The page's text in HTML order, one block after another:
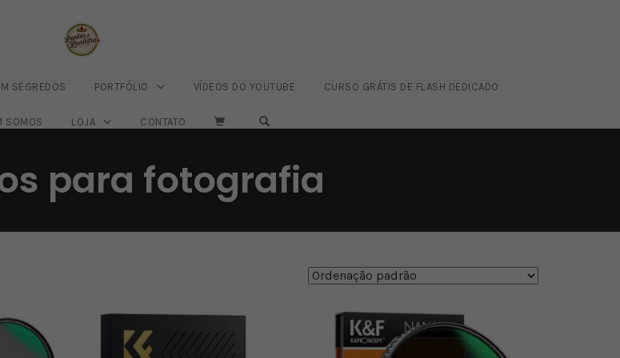
SEGREDOS PORTFÓLIO VÍDEOS DO YOUTUBE CURSO GRÁTIS DE FLASH DEDICADO
SOMOS LOJA CONTATO
para fotografia